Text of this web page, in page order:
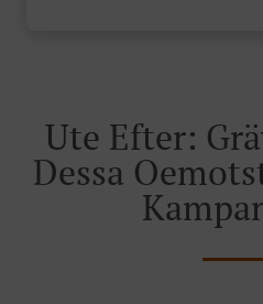
Ute Efter:
Dessa